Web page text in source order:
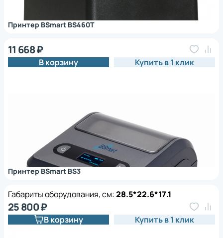
Принтер BSmart BS460T
Принтер BSmart BS3
11 668 ₽
В корзину Купить в 1 клик
Габариты оборудования, см:28.5*22.6*17.1
25 800 ₽
В корзину Купить в 1 клик